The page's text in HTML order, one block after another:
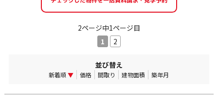
2ページ中1ページ目
1
2
並び替え
新着順 ▼ 価格 間取り 建物面積 築年月